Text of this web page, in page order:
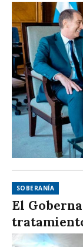
SOBERANÍA
El